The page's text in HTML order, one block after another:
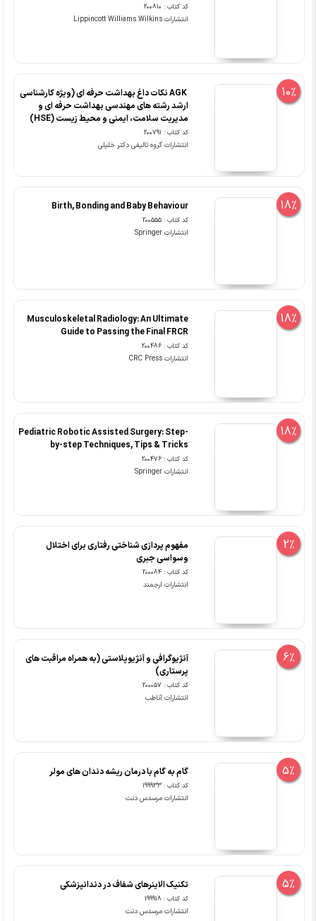
کد کتاب : 200810
انتشارات Lippincott Williams Wilkins
10%
‏ AGK نکات داغ بهداشت حرفه ای (ویژه کارشناسی
ارشد رشته های مهندسی بهداشت حرفه ای و
مدیریت سلامت، ایمنی و محیط زیست (HSE)
کد کتاب : 200791
انتشارات گروه تالیفی دکتر خلیلی
18%
Birth, Bonding and Baby Behaviour
کد کتاب : 200555
انتشارات Springer
18%
Musculoskeletal Radiology: An Ultimate
Guide to Passing the Final FRCR
کد کتاب : 200486
انتشارات CRC Press
18%
Pediatric Robotic Assisted Surgery: Step-
by-step Techniques, Tips & Tricks
کد کتاب : 200476
انتشارات Springer
2%
مفهوم پردازی شناختی رفتاری برای اختلال
وسواسی جبری
کد کتاب : 200084
انتشارات ارجمند
6%
آنژیوگرافی و آنژیوپلاستی (به همراه مراقبت های
پرستاری)
کد کتاب : 200057
انتشارات آناطب
5% گام به گام با درمان ریشه دندان های مولر
کد کتاب : 199933
انتشارات مرسدس دنت
5% تکنیک الاینرهای شفاف در دندانپزشکی
کد کتاب : 199918
انتشارات مرسدس دنت